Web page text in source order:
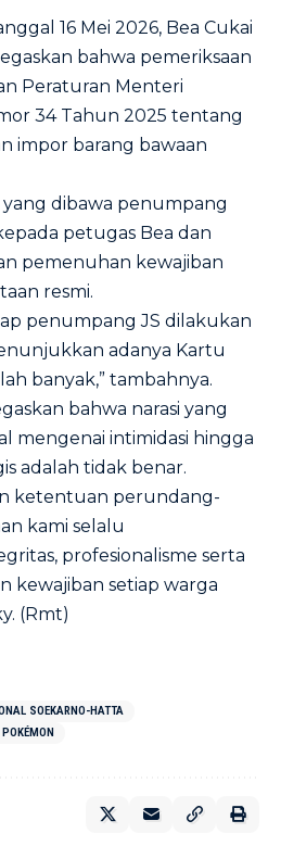
16 Mei 2026, Bea Cukai
bahwa pemeriksaan
Peraturan Menteri
34 Tahun 2025 tentang
impor barang bawaan
yang dibawa penumpang
petugas Bea dan
pemenuhan kewajiban
resmi.
penumpang JS dilakukan
adanya Kartu
banyak,” tambahnya.
bahwa narasi yang
mengenai intimidasi hingga
adalah tidak benar.
ketentuan perundang-
kami selalu
profesionalisme serta
kewajiban setiap warga
(Rmt)
SOEKARNO-HATTA
POKÉMON